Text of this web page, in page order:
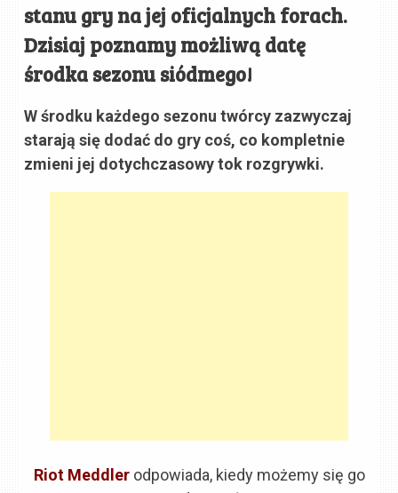
stanu gry na jej oficjalnych forach.
Dzisiaj poznamy możliwą datę
środka sezonu siódmego!
W środku każdego sezonu twórcy zazwyczaj
starają się dodać do gry coś, co kompletnie
zmieni jej dotychczasowy tok rozgrywki.
Riot Meddlerodpowiada, kiedy możemy się go